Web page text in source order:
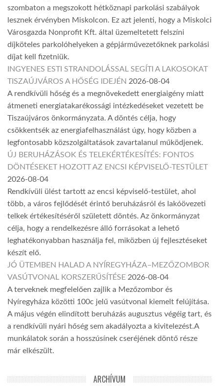
szombaton a megszokott hétköznapi parkolási szabályok
lesznek érvényben Miskolcon. Ez azt jelenti, hogy a Miskolci
Városgazda Nonprofit Kft. által üzemeltetett felszíni
díjköteles parkolóhelyeken a gépjárművezetőknek parkolási
díjat kell fizetniük.
INGYENES ESTI STRANDOLÁSSAL SEGÍTI A LAKOSOKAT
TISZAÚJVÁROS A HŐSÉG IDEJÉN 2026-08-04
A rendkívüli hőség és a megnövekedett energiaigény miatt
átmeneti energiatakarékossági intézkedéseket vezetett be
Tiszaújváros önkormányzata. A döntés célja, hogy
csökkentsék az energiafelhasználást úgy, hogy közben a
legfontosabb közszolgáltatások zavartalanul működjenek.
ÚJ BERUHÁZÁSOK ÉS TELEKÉRTÉKESÍTÉS: FONTOS
DÖNTÉSEKET HOZOTT AZ ENCSI KÉPVISELŐ-TESTÜLET
2026-08-04
Rendkívüli ülést tartott az encsi képviselő-testület, ahol
több, a város fejlődését érintő beruházásról és lakóövezeti
telkek értékesítéséről született döntés. Az önkormányzat
célja, hogy a rendelkezésre álló forrásokat a lehető
leghatékonyabban használja fel, miközben új fejlesztéseket
készít elő.
JÓ ÜTEMBEN HALAD A NYÍREGYHÁZA–MEZŐZOMBOR
VASÚTVONAL KORSZERŰSÍTÉSE 2026-08-04
A terveknek megfelelően zajlik a Mezőzombor és
Nyíregyháza közötti 100c jelű vasútvonal kiemelt felújítása.
A május végén elindított beruházás augusztus végéig tart, és
a rendkívüli nyári hőség sem akadályozta a kivitelezést.A
munkálatok során a hosszúsínek cseréjének döntő része
már elkészült.
ARCHÍVUM